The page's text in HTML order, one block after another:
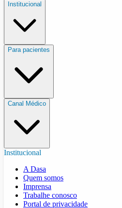
Institucional
Para pacientes
Canal Médico
Institucional
A Dasa
Quem somos
Imprensa
Trabalhe conosco
Portal de privacidade